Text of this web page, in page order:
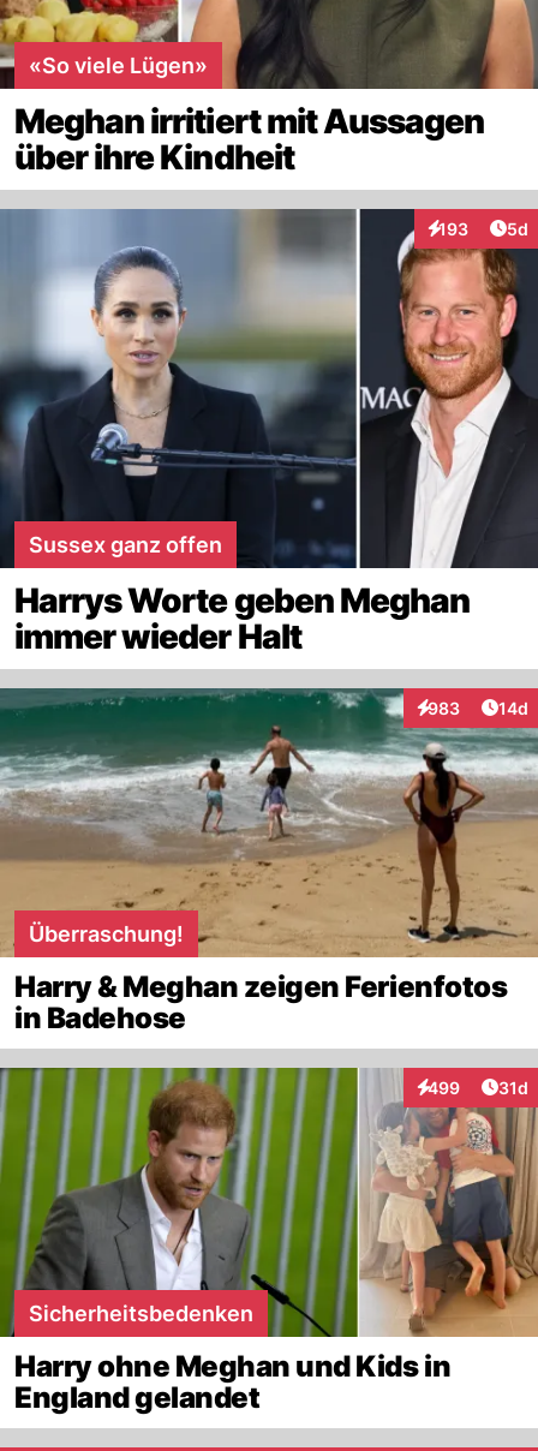
«So viele Lügen»
Meghan irritiert mit Aussagen
über ihre Kindheit
193
Interaktionen
5d
Sussex ganz offen
Harrys Worte geben Meghan
immer wieder Halt
983
Interaktionen
14d
Überraschung!
Harry & Meghan zeigen Ferienfotos
in Badehose
499
Interaktionen31d
Sicherheitsbedenken
Harry ohne Meghan und Kids in
England gelandet